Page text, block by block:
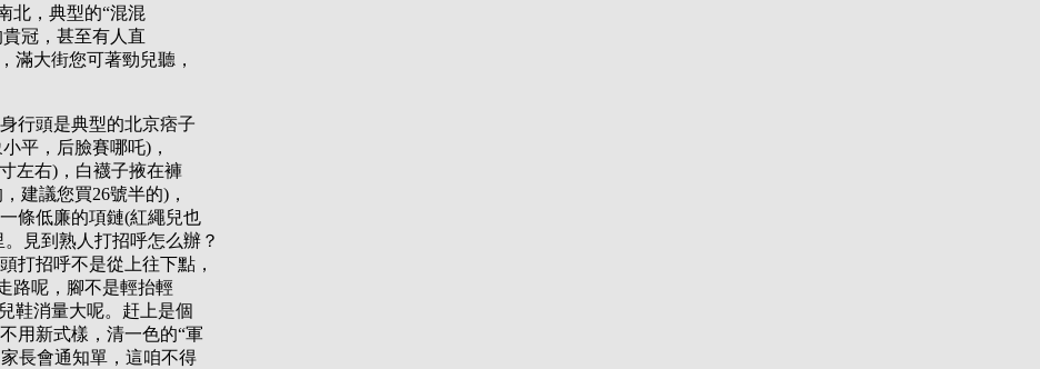
北，典型的“混混
冠，甚至有人直
滿大街您可著勁兒聽，
行頭是典型的北京痞子
平，后臉賽哪吒)，
左右)，白襪子掖在褲
建議您買26號半的)，
條低廉的項鏈(紅繩兒也
見到熟人打招呼怎么辦？
打招呼不是從上往下點，
路呢，腳不是輕抬輕
鞋消量大呢。赶上是個
用新式樣，清一色的“軍
長會通知單，這咱不得